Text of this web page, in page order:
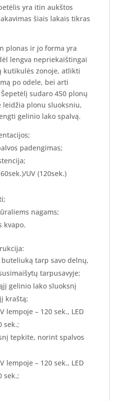
yra itin aukštos
šiais lakais tikras
plonas ir jo forma yra
lengva nepriekaištingai
kutikulės zonoje, atlikti
po odele, bei arti
sudaro 450 plonų
plonu sluoksniu,
gelinio lako spalvą.
padengimas;
UV (120sek.)
nagams;
kvapo.
tarp savo delnų,
tarpusavyje;
gelinio lako sluoksnį
kraštą;
lempoje – 120 sek., LED
sek.;
tepkite, norint spalvos
lempoje – 120 sek., LED
sek.;